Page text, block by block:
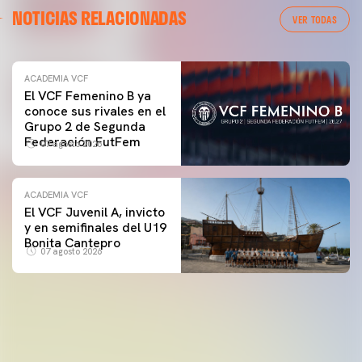
NOTICIAS RELACIONADAS VER TODAS
ACADEMIA VCF
El VCF Femenino B ya
conoce sus rivales en el
Grupo 2 de Segunda
Federación FutFem
07 agosto 2026
ACADEMIA VCF
El VCF Juvenil A, invicto
y en semifinales del U19
Bonita Cantepro
07 agosto 2026